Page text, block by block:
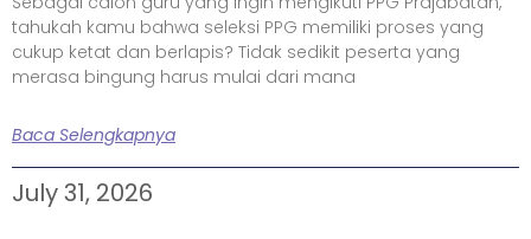
tahukah kamu bahwa seleksi PPG memiliki proses yang
cukup ketat dan berlapis? Tidak sedikit peserta yang
merasa bingung harus mulai dari mana
Baca Selengkapnya
July 31, 2026